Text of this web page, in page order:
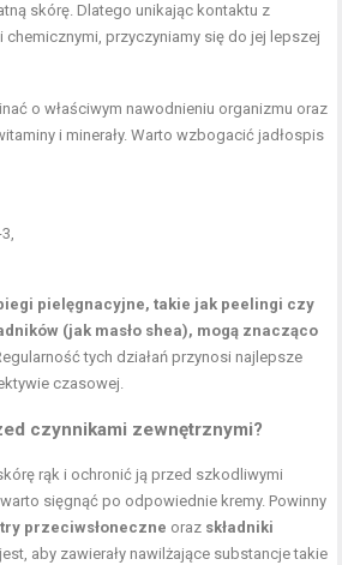
skórę. Dlatego unikając kontaktu z
przyczyniamy się do jej lepszej
o właściwym nawodnieniu organizmu oraz
i minerały. Warto wzbogacić jadłospis
pielęgnacyjne, takie jak peelingi czy
(jak masło shea), mogą znacząco
tych działań przynosi najlepsze
czasowej.
czynnikami zewnętrznymi?
rąk i ochronić ją przed szkodliwymi
sięgnąć po odpowiednie kremy. Powinny
przeciwsłoneczne oraz składniki
aby zawierały nawilżające substancje takie